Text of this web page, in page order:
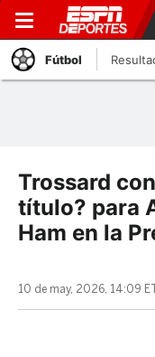
Fútbol
Trossard
título? para
Ham en la
10 de may, 2026, 14:09 ET